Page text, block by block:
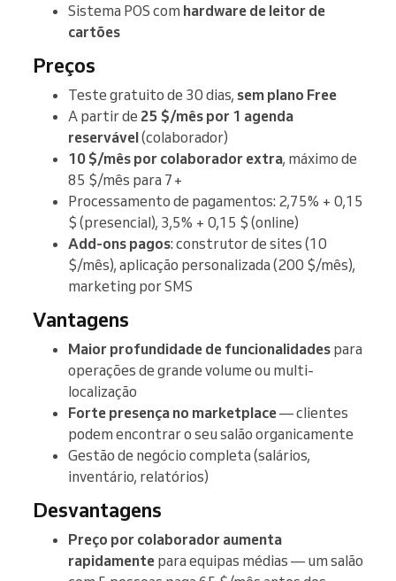
Sistema POS com hardware de leitor de
cartões
Preços
Teste gratuito de 30 dias, sem plano Free
A partir de 25 $/mês por 1 agenda
reservável(colaborador)
10 $/mês por colaborador extra, máximo de
85 $/mês para 7+
Processamento de pagamentos: 2,75% + 0,15
$ (presencial), 3,5% + 0,15 $ (online)
Add-ons pagos: construtor de sites (10
$/mês), aplicação personalizada (200 $/mês),
marketing por SMS
Vantagens
Maior profundidade de funcionalidades para
operações de grande volume ou multi-
localização
Forte presença no marketplace— clientes
podem encontrar o seu salão organicamente
Gestão de negócio completa (salários,
inventário, relatórios)
Desvantagens
Preço por colaborador aumenta
rapidamente para equipas médias — um salão